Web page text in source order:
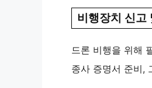
비행장치 신고
드론 비행을 위해
종사 증명서 준비,